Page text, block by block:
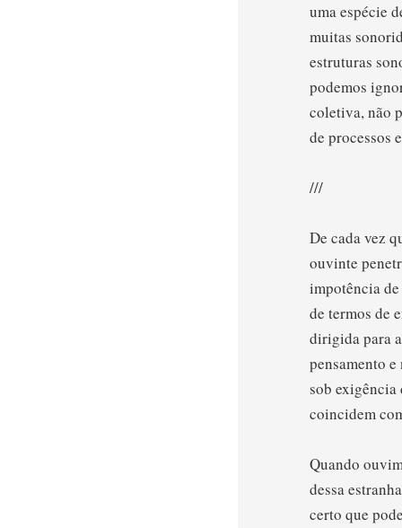
uma espécie
muitas
estruturas
podemos
coletiva, não
de processos
///
De cada vez
ouvinte
impotência
de termos de
dirigida para
pensamento
sob exigência
coincidem
Quando
dessa
certo que